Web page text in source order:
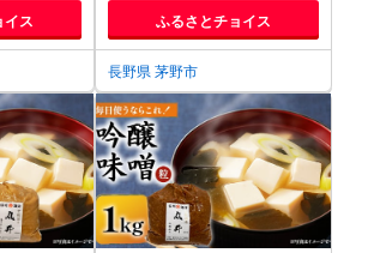
イス ふるさとチョイス
長野県 茅野市